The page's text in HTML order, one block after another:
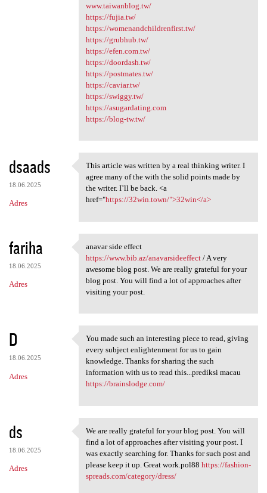
www.taiwanblog.tw/
https://fujia.tw/
https://womenandchildrenfirst.tw/
https://grubhub.tw/
https://efen.com.tw/
https://doordash.tw/
https://postmates.tw/
https://caviar.tw/
https://swiggy.tw/
https://asugardating.com
https://blog-tw.tw/
dsaads
18.06.2025
Adres
This article was written by a
This article was written by a real thinking writer. I
agree many of the with the solid points made by
the writer. I’ll be back. <a
href="https://32win.town/">32win</a>
fariha
18.06.2025
Adres
anavar side effect https:/
anavar side effect
https://www.bib.az/anavarsideeffect/ A very
awesome blog post. We are really grateful for your
blog post. You will find a lot of approaches after
visiting your post.
D
18.06.2025
Adres
You made such an interesting
You made such an interesting piece to read, giving
every subject enlightenment for us to gain
knowledge. Thanks for sharing the such
information with us to read this...prediksi macau
https://brainslodge.com/
ds
18.06.2025
Adres
We are really grateful for
We are really grateful for your blog post. You will
find a lot of approaches after visiting your post. I
was exactly searching for. Thanks for such post and
please keep it up. Great work.pol88 https://fashion-
spreads.com/category/dress/